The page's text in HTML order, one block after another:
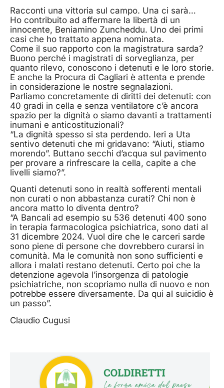
Racconti una vittoria sul campo. Una ci sarà…
Ho contribuito ad affermare la libertà di un
innocente, Beniamino Zuncheddu. Uno dei primi
casi che ho trattato appena nominata.
Come il suo rapporto con la magistratura sarda?
Buono perché i magistrati di sorveglianza, per
quanto rilevo, conoscono i detenuti e le loro storie.
E anche la Procura di Cagliari è attenta e prende
in considerazione le nostre segnalazioni.
Parliamo concretamente di diritti dei detenuti: con
40 gradi in cella e senza ventilatore c’è ancora
spazio per la dignità o siamo davanti a trattamenti
inumani e anticostituzionali?
“La dignità spesso si sta perdendo. Ieri a Uta
sentivo detenuti che mi gridavano: “Aiuti, stiamo
morendo”. Buttano secchi d’acqua sul pavimento
per provare a rinfrescare la cella, capite a che
livelli siamo?”.
Quanti detenuti sono in realtà sofferenti mentali
non curati o non abbastanza curati? Chi non è
ancora matto lo diventa dentro?
“A Bancali ad esempio su 536 detenuti 400 sono
in terapia farmacologica psichiatrica, sono dati al
31 dicembre 2024. Vuol dire che le carceri sarde
sono piene di persone che dovrebbero curarsi in
comunità. Ma le comunità non sono sufficienti e
allora i malati restano detenuti. Certo poi che la
detenzione agevola l’insorgenza di patologie
psichiatriche, non scopriamo nulla di nuovo e non
potrebbe essere diversamente. Da qui al suicidio è
un passo”.
Claudio Cugusi